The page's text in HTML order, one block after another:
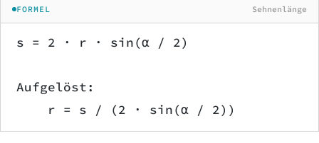
FORMEL Sehnenlänge
s = 2 · r · sin(α / 2)
Aufgelöst:
    r = s / (2 · sin(α / 2))